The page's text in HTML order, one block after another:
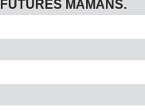
MAMANS.